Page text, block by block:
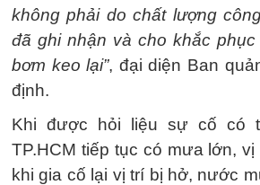
không phải do chất lượng
đã ghi nhận và cho khắc
bơm keo lại”, đại diện Ban
định.
Khi được hỏi liệu sự cố có
TP.HCM tiếp tục có mưa lớn,
khi gia cố lại vị trí bị hở, nước